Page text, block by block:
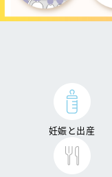
妊娠と出産